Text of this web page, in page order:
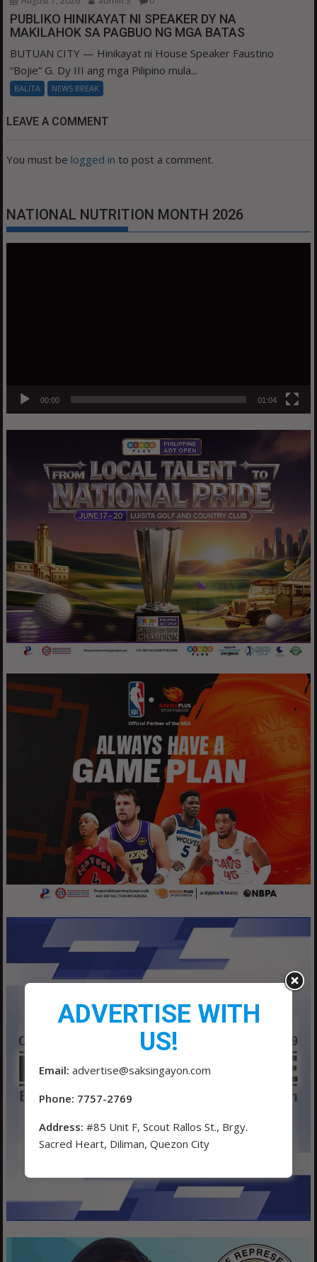
PUBLIKO HINIKAYAT NI SPEAKER DY NA
MAKILAHOK SA PAGBUO NG MGA BATAS
BUTUAN CITY — Hinikayat ni House Speaker Faustino
“Bojie” G. Dy III ang mga Pilipino mula...
BALITA NEWS BREAK
LEAVE A COMMENT
You must be logged in to post a comment.
NATIONAL NUTRITION MONTH 2026
00:00 01:04
ADVERTISE WITH
US!
Email: advertise@saksingayon.com
Phone: 7757-2769
Address: #85 Unit F, Scout Rallos St., Brgy.
Sacred Heart, Diliman, Quezon City